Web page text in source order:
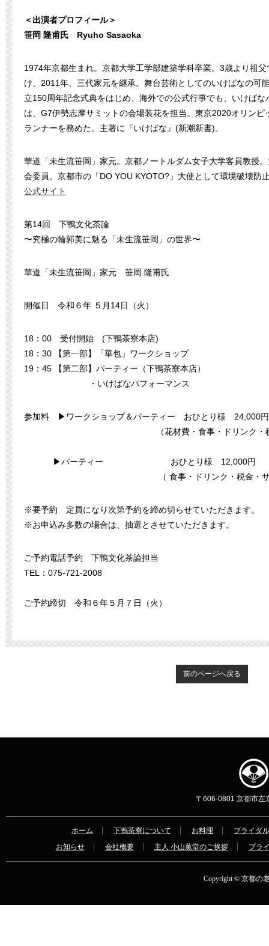
＜出演者プロフィール＞
笹岡 隆甫氏 Ryuho Sasaoka
1974年京都生まれ。京都大学工学部建築学科卒業。3歳より祖
け、2011年、三代家元を継承。舞台芸術としてのいけばなの可
立150周年記念式典をはじめ、海外での公式行事でも、いけば
は、G7伊勢志摩サミットの会場装花を担当。東京2020オリン
ランナーを務めた。主著に『いけばな』(新潮新書)。
華道「未生流笹岡」家元。京都ノートルダム女子大学客員教授
会委員。京都市の「DO YOU KYOTO?」大使として環境破壊防
公式サイト
第14回 下鴨文化茶論
〜究極の輪郭美に魅る「未生流笹岡」の世界〜
華道「未生流笹岡」家元 笹岡 隆甫氏
開催日 令和６年 ５月14日（火）
18：00 受付開始 (下鴨茶寮本店)
18：30 【第一部】「華包」ワークショップ
19：45 【第二部】パーティー（下鴨茶寮本店）
・いけばなパフォーマンス
参加料 ▶ワークショップ＆パーティー おひとり様 24,000
（花材費・食事・ドリンク・税金・
▶パーティー おひとり様 12,000円
（ 食事・ドリンク・税金・サービ
※要予約 定員になり次第予約を締め切らせていただきます。
※お申込み多数の場合は、抽選とさせていただきます。
ご予約電話予約 下鴨文化茶論担当
TEL：075-721-2008
ご予約締切 令和６年５月７日（火）
前のページへ戻る
〒606-0801 京都市左
ホーム 下鴨茶寮について お料理
ブライダル
お知らせ
会社概要 主人 小山薫堂のご挨拶 プラ
Copyright © 京都の